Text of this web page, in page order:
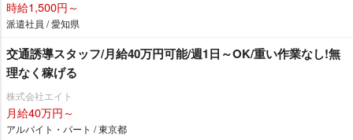
時給1,500円～
派遣社員 / 愛知県
交通誘導スタッフ/月給40万円可能/週1日～OK/重い作業なし!無
理なく稼げる
株式会社エイト
月給40万円～
アルバイト・パート / 東京都